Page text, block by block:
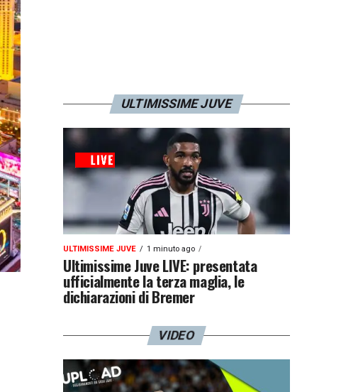
ULTIMISSIME JUVE
ULTIMISSIME JUVE 1 minuto ago
Ultimissime Juve LIVE: presentata
ufficialmente la terza maglia, le
dichiarazioni di Bremer
VIDEO